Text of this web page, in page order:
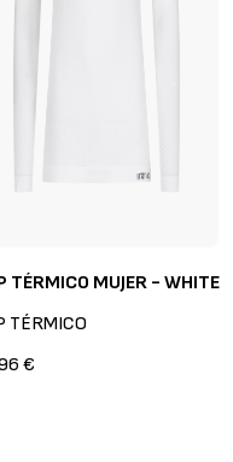
TÉRMICO MUJER - WHITE
TÉRMICO
€